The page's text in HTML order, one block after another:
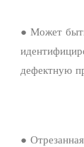
● Может быть
дефектную
●